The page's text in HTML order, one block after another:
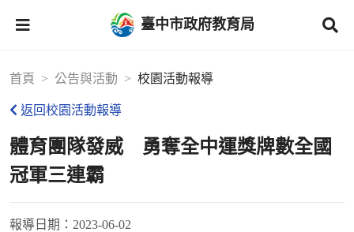
臺中市政府教育局
首頁 公告與活動 校園活動報導
返回校園活動報導
體育團隊發威 勇奪全中運獎牌數全國
冠軍三連霸
報導日期： 2023-06-02